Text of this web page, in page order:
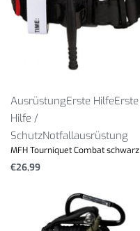
AusrüstungErste HilfeErste
Hilfe /
SchutzNotfallausrüstung
MFH Tourniquet Combat schwarz
€26,99